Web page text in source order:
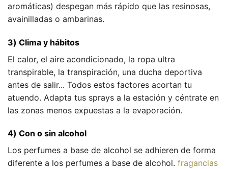
aromáticas) despegan más rápido que las resinosas,
avainilladas o ambarinas.
3) Clima y hábitos
El calor, el aire acondicionado, la ropa ultra
transpirable, la transpiración, una ducha deportiva
antes de salir... Todos estos factores acortan tu
atuendo. Adapta tus sprays a la estación y céntrate en
las zonas menos expuestas a la evaporación.
4) Con o sin alcohol
Los perfumes a base de alcohol se adhieren de forma
diferente a los perfumes a base de alcohol. fragancias